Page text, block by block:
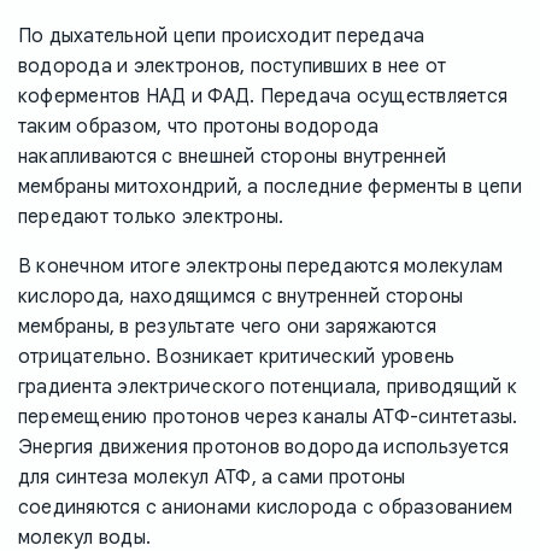
По дыхательной цепи происходит передача
водорода и электронов, поступивших в нее от
коферментов НАД и ФАД. Передача осуществляется
таким образом, что протоны водорода
накапливаются с внешней стороны внутренней
мембраны митохондрий, а последние ферменты в цепи
передают только электроны.
В конечном итоге электроны передаются молекулам
кислорода, находящимся с внутренней стороны
мембраны, в результате чего они заряжаются
отрицательно. Возникает критический уровень
градиента электрического потенциала, приводящий к
перемещению протонов через каналы АТФ-синтетазы.
Энергия движения протонов водорода используется
для синтеза молекул АТФ, а сами протоны
соединяются с анионами кислорода с образованием
молекул воды.